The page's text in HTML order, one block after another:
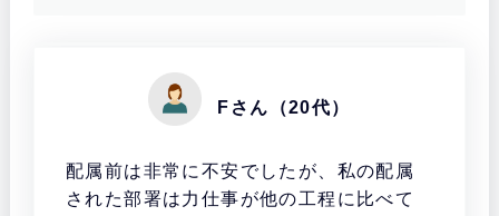
Fさん（20代）
配属前は非常に不安でしたが、私の配属
された部署は力仕事が他の工程に比べて